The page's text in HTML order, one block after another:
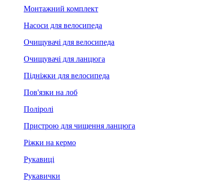
Монтажний комплект
Насоси для велосипеда
Очищувачі для велосипеда
Очищувачі для ланцюга
Підніжки для велосипеда
Пов'язки на лоб
Поліролі
Пристрою для чищення ланцюга
Ріжки на кермо
Рукавиці
Рукавички